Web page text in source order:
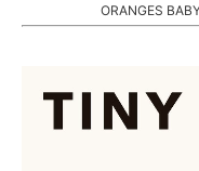
ORANGES